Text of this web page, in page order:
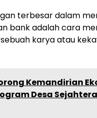
terbesar dalam
bank adalah cara
karya atau
Kemandirian
Desa